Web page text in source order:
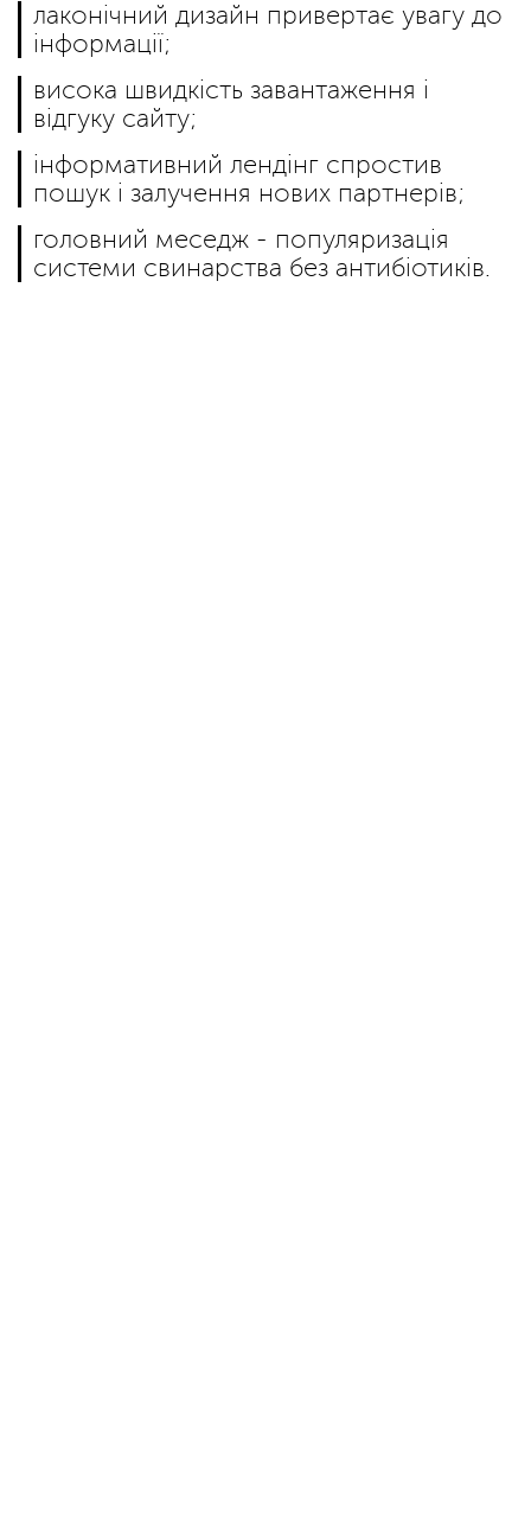
лаконічний дизайн привертає увагу до
інформації;
висока швидкість завантаження і
відгуку сайту;
інформативний лендінг спростив
пошук і залучення нових партнерів;
головний меседж - популяризація
системи свинарства без антибіотиків.